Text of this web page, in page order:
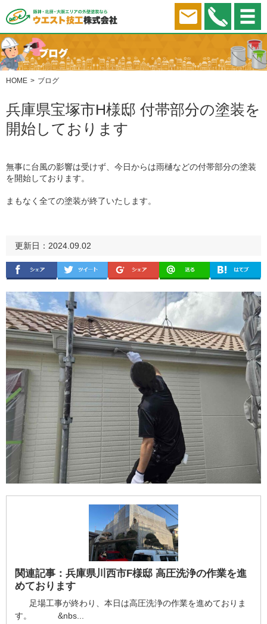
HOME ブログ
兵庫県宝塚市H様邸 付帯部分の塗装を
開始しております
無事に台風の影響は受けず、今日からは雨樋などの付帯部分の塗装
を開始しております。
まもなく全ての塗装が終了いたします。
更新日：2024.09.02
関連記事： 兵庫県川西市F様邸 高圧洗浄の作業を進
めております
足場工事が終わり、本日は高圧洗浄の作業を進めておりま
す。 &nbs...